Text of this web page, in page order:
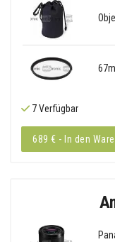
7 Verfügbar
689 € - In den